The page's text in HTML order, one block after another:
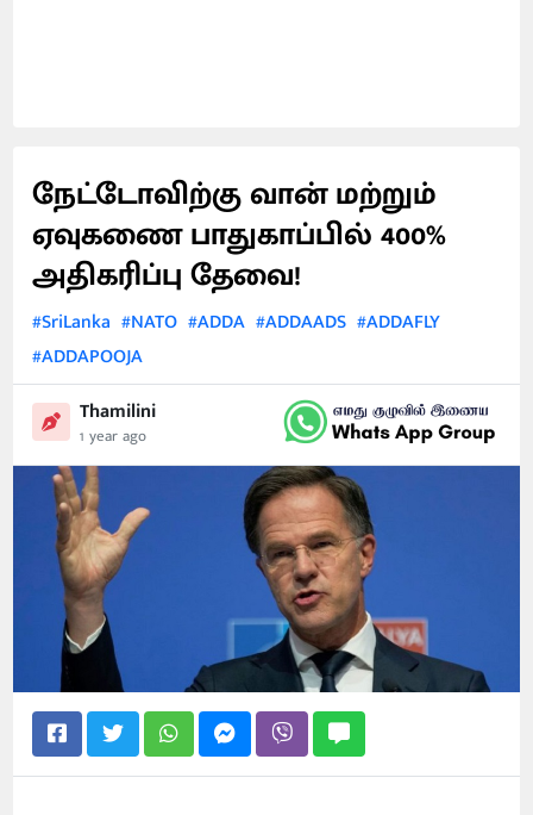
நேட்டோவிற்கு வான் மற்றும்
ஏவுகணை பாதுகாப்பில் 400%
அதிகரிப்பு தேவை!
#SriLanka #NATO #ADDA #ADDAADS #ADDAFLY
#ADDAPOOJA
Thamilini
1 year ago